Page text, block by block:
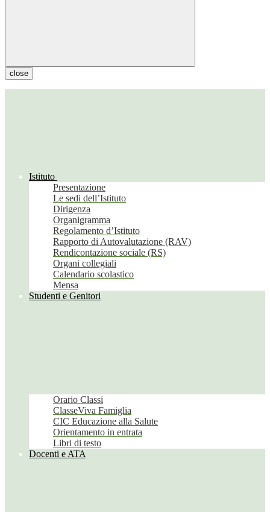
close
Istituto
Presentazione
Le sedi dell’Istituto
Dirigenza
Organigramma
Regolamento d’Istituto
Rapporto di Autovalutazione (RAV)
Rendicontazione sociale (RS)
Organi collegiali
Calendario scolastico
Mensa
Studenti e Genitori
Orario Classi
ClasseViva Famiglia
CIC Educazione alla Salute
Orientamento in entrata
Libri di testo
Docenti e ATA